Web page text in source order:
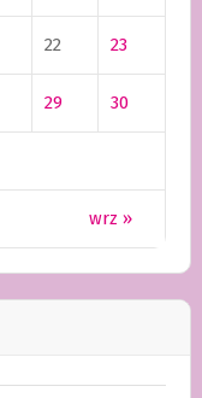
wrz »
22 23
29 30